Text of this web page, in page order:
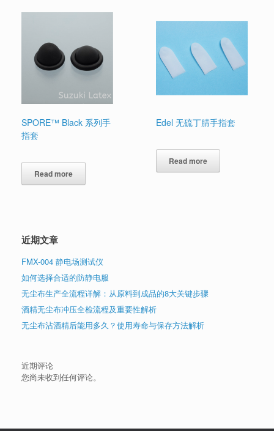
SPORE™ Black 系列手
指套
Read more
Edel 无硫丁腈手指套
Read more
近期文章
FMX-004 静电场测试仪
如何选择合适的防静电服
无尘布生产全流程详解：从原料到成品的8大关键步骤
酒精无尘布冲压全检流程及重要性解析
无尘布沾酒精后能用多久？使用寿命与保存方法解析
近期评论
您尚未收到任何评论。